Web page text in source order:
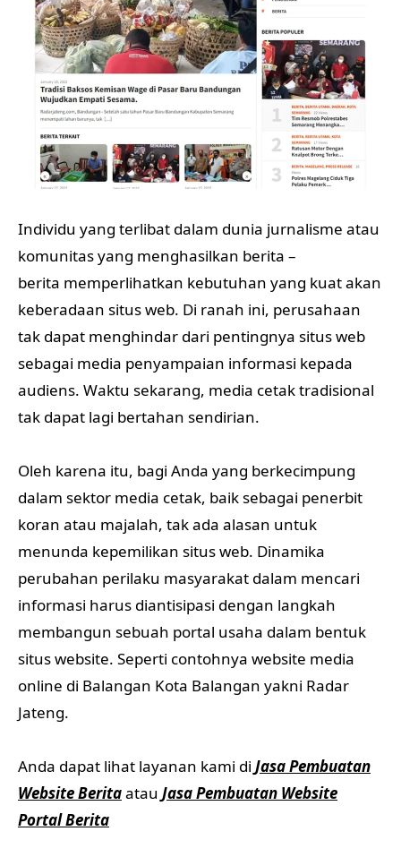
Individu yang terlibat dalam dunia jurnalisme atau
komunitas yang menghasilkan berita –
berita memperlihatkan kebutuhan yang kuat akan
keberadaan situs web. Di ranah ini, perusahaan
tak dapat menghindar dari pentingnya situs web
sebagai media penyampaian informasi kepada
audiens. Waktu sekarang, media cetak tradisional
tak dapat lagi bertahan sendirian.
Oleh karena itu, bagi Anda yang berkecimpung
dalam sektor media cetak, baik sebagai penerbit
koran atau majalah, tak ada alasan untuk
menunda kepemilikan situs web. Dinamika
perubahan perilaku masyarakat dalam mencari
informasi harus diantisipasi dengan langkah
membangun sebuah portal usaha dalam bentuk
situs website. Seperti contohnya website media
online di Balangan Kota Balangan yakni Radar
Jateng.
Anda dapat lihat layanan kami di Jasa Pembuatan
Website Beritaatau Jasa Pembuatan Website
Portal Berita